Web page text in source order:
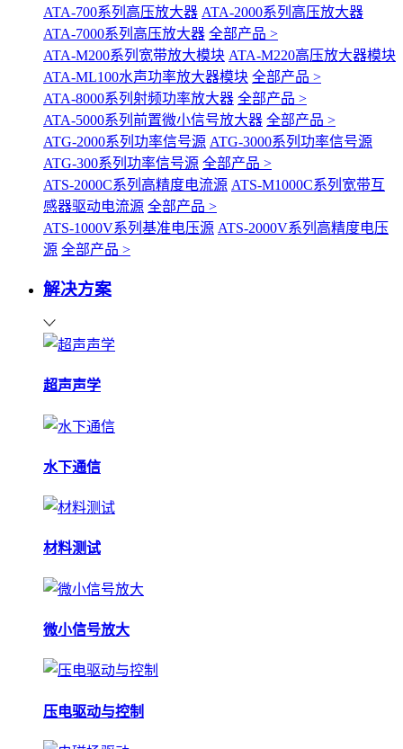
ATA-700系列高压放大器 ATA-2000系列高压放大器
ATA-7000系列高压放大器 全部产品 >
ATA-M200系列宽带放大模块 ATA-M220高压放大器模块
ATA-ML100水声功率放大器模块 全部产品 >
ATA-8000系列射频功率放大器 全部产品 >
ATA-5000系列前置微小信号放大器 全部产品 >
ATG-2000系列功率信号源 ATG-3000系列功率信号源
ATG-300系列功率信号源 全部产品 >
ATS-2000C系列高精度电流源 ATS-M1000C系列宽带互
感器驱动电流源 全部产品 >
ATS-1000V系列基准电压源 ATS-2000V系列高精度电压
源 全部产品 >
解决方案
超声声学
水下通信
材料测试
微小信号放大
压电驱动与控制